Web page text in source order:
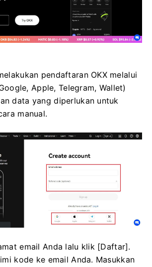
pendaftaran OKX melalui
Apple, Telegram, Wallet)
data yang diperlukan untuk
manual.
email Anda lalu klik [Daftar].
kode ke email Anda. Masukkan